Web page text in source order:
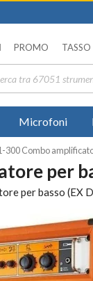
PROMO TASSO
Microfoni
300 Combo
per
per basso